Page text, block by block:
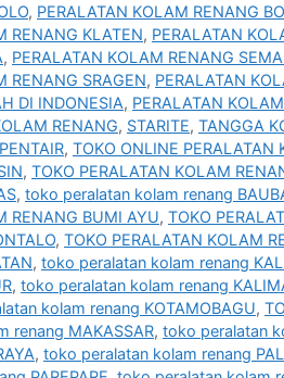
, PERALATAN KOLAM RENANG
RENANG KLATEN, PERALATAN
, PERALATAN KOLAM RENANG
RENANG SRAGEN, PERALATAN
DI INDONESIA, PERALATAN
RENANG, STARITE, TANGGA
, TOKO ONLINE PERALATAN
, TOKO PERALATAN KOLAM
, toko peralatan kolam renang
RENANG BUMI AYU, TOKO
, TOKO PERALATAN KOLAM
, toko peralatan kolam renang
, toko peralatan kolam renang
kolam renang KOTAMOBAGU,
renang MAKASSAR, toko peralatan
, toko peralatan kolam renang